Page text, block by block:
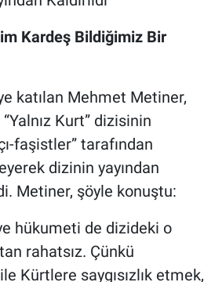
Kardeş Bildiğimiz Bir
katılan Mehmet Metiner,
Kurt” dizisinin
faşistler” tarafından
dizinin yayından
Metiner, şöyle konuştu:
hükumeti de dizideki o
rahatsız. Çünkü
Kürtlere saygısızlık etmek,